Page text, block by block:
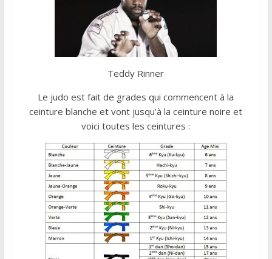
Teddy Rinner
Le judo est fait de grades qui commencent à la
ceinture blanche et vont jusqu’à la ceinture noire et
voici toutes les ceintures :